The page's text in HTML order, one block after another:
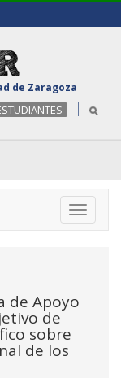
de Zaragoza
Toggle
de Apoyo
de
sobre
de los